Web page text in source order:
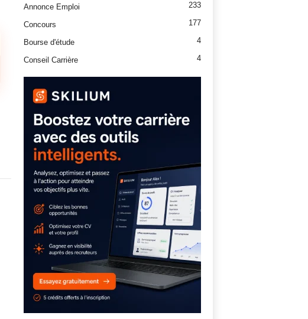
Annonce Emploi 233
Concours 177
Bourse d'étude 4
Conseil Carrière 4